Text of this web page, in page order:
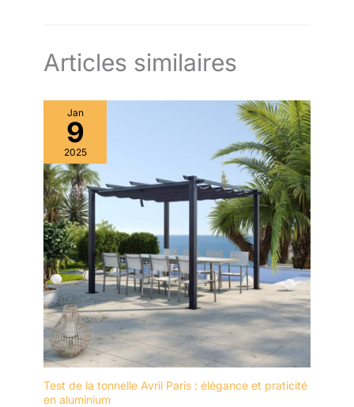
Articles similaires
Jan
9
2025
Test de la tonnelle Avril Paris : élégance et praticité
en aluminium